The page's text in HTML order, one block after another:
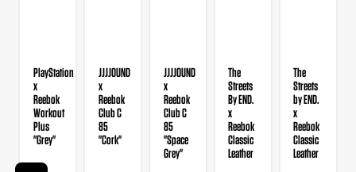
PlayStation
x
Reebok
Workout
Plus
"Grey"
JJJJOUND
x
Reebok
Club C
85
"Cork"
JJJJOUND
x
Reebok
Club C
85
"Space
Grey"
The
Streets
By END.
x
Reebok
Classic
Leather
The
Streets
by END.
x
Reebok
Classic
Leather